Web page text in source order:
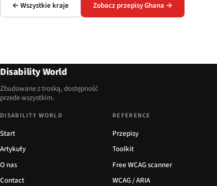
← Wszystkie kraje Zobacz przepisy Ghana →
Disability World
Zbudowane z troską, dostępność
przede wszystkim.
DISABILITY WORLD
Start
Artykuły
O nas
Contact
REFERENCE
Przepisy
Toolkit
Free WCAG scanner
WCAG / ARIA